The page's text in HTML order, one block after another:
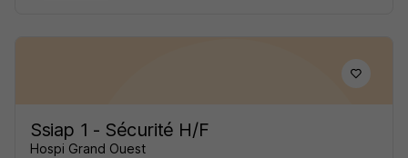
Ssiap 1 - Sécurité H/F
Hospi Grand Ouest